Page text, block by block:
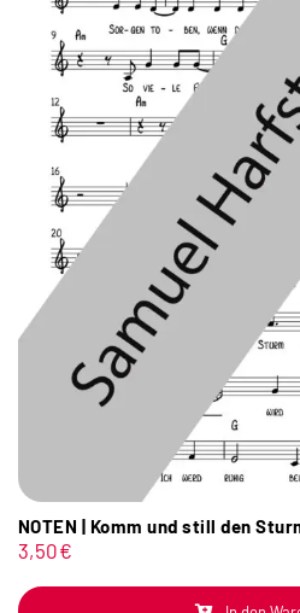
NOTEN | Komm und still den
3,50€